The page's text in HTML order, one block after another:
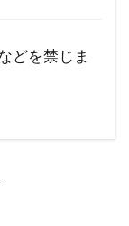
どを禁じま